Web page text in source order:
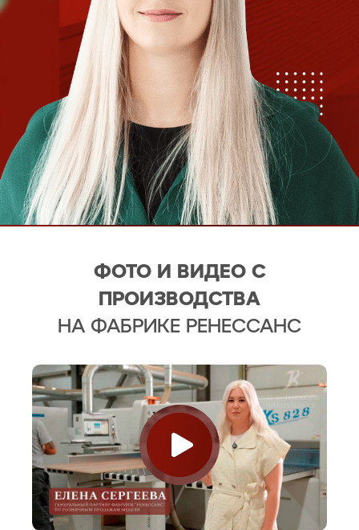
ФОТО И ВИДЕО С
ПРОИЗВОДСТВА
НА ФАБРИКЕ РЕНЕССАНС